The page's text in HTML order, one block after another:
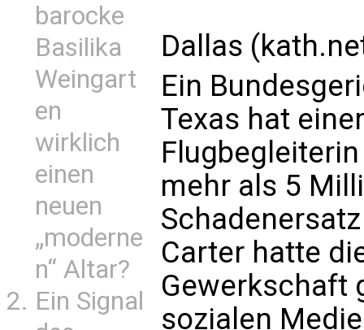
barocke
Basilika
Weingart
en
wirklich
einen
neuen
„moderne
n“ Altar?
Ein Signal
Dallas
Ein
Texas hat
mehr als 5
Carter hatte
Gewerkschaft
sozialen